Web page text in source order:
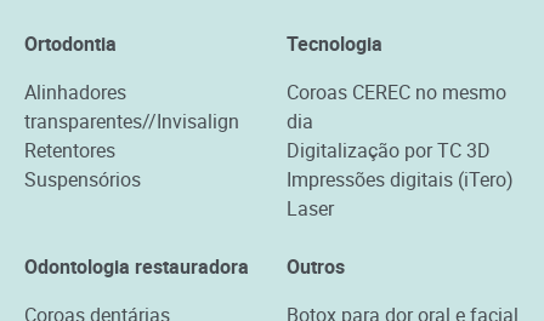
Ortodontia
Alinhadores
transparentes//Invisalign
Retentores
Suspensórios
Tecnologia
Coroas CEREC no mesmo
dia
Digitalização por TC 3D
Impressões digitais (iTero)
Laser
Odontologia restauradora
Coroas dentárias
Outros
Botox para dor oral e facial